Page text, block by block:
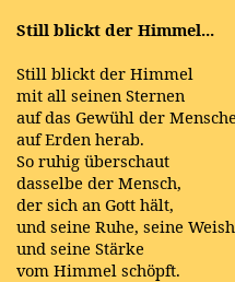
Still blickt der Himmel...
Still blickt der Himmel
mit all seinen Sternen
auf das Gewühl der
auf Erden herab.
So ruhig überschaut
dasselbe der Mensch,
der sich an Gott hält,
und seine Ruhe, seine
und seine Stärke
vom Himmel schöpft.